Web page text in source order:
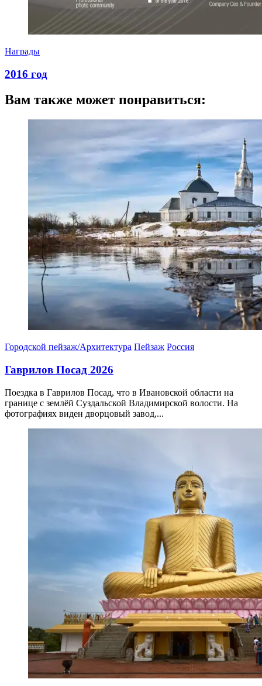
Награды
2016 год
05.10.202405.10.2024
Вам также может понравиться:
Городской пейзаж/Архитектура Пейзаж Россия
Гаврилов Посад 2026
Поездка в Гаврилов Посад, что в Ивановской области на
границе с землёй Суздальской Владимирской волости. На
фотографиях виден дворцовый завод,...